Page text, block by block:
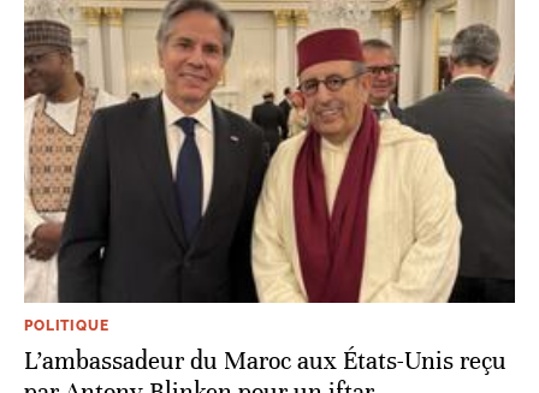
POLITIQUE
L’ambassadeur du Maroc aux États-Unis reçu